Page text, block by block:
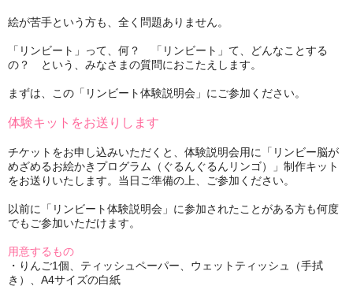
絵が苦手という方も、全く問題ありません。
「リンビート」って、何？ 「リンビート」て、どんなことする
の？ という、みなさまの質問におこたえします。
まずは、この「リンビート体験説明会」にご参加ください。
体験キットをお送りします
チケットをお申し込みいただくと、体験説明会用に「リンビー脳が
めざめるお絵かきプログラム（ぐるんぐるんリンゴ）」制作キット
をお送りいたします。当日ご準備の上、ご参加ください。
以前に「リンビート体験説明会」に参加されたことがある方も何度
でもご参加いただけます。
用意するもの
・りんご1個、ティッシュペーパー、ウェットティッシュ（手拭
き）、A4サイズの白紙